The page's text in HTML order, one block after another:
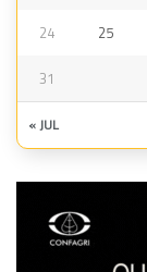
24 25
31
« JUL